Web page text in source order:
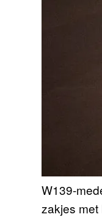
W139-
zakjes met